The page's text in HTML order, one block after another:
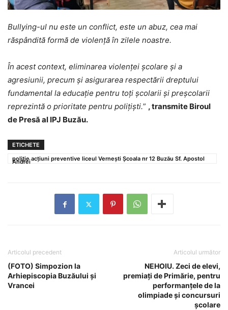
Bullying-ul nu este un conflict, este un abuz, cea mai
răspândită formă de violență în zilele noastre.
În acest context, eliminarea violenței școlare și a
agresiunii, precum și asigurarea respectării dreptului
fundamental la educație pentru toți școlarii și preșcolarii
reprezintă o prioritate pentru polițiști.” , transmite Biroul
de Presă al IPJ Buzău.
ETICHETE
poliție acțiuni preventive liceul Vernești Școala nr 12 Buzău Sf. Apostol
Andrei
Articolul precedent
(FOTO) Simpozion la
Arhiepiscopia Buzăului și
Vrancei
Articolul următor
NEHOIU. Zeci de elevi,
premiați de Primărie, pentru
performanțele de la
olimpiade și concursuri
școlare